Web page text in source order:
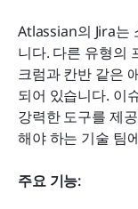
Atlassian의 Jira는
니다. 다른 유형의
크럼과 칸반 같은
되어 있습니다. 이
강력한 도구를 제
해야 하는 기술 팀
주요 기능: